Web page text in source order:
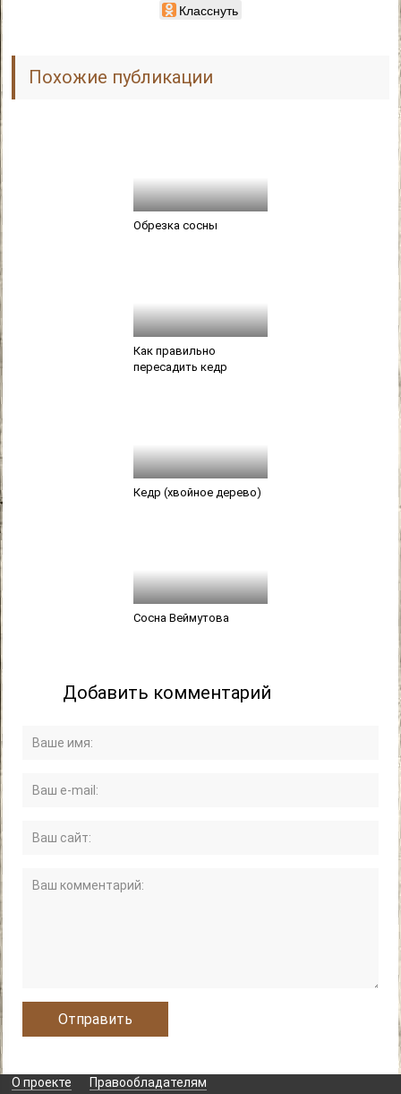
Класснуть
Похожие публикации
Обрезка сосны
Как правильно
пересадить кедр
Кедр (хвойное дерево)
Сосна Веймутова
Добавить комментарий
О проекте Правообладателям